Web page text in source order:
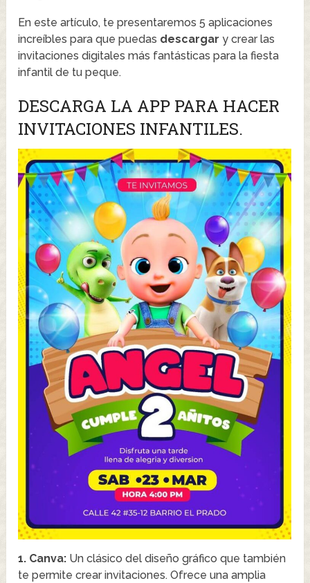
En este artículo, te presentaremos 5 aplicaciones
increíbles para que puedas descargar y crear las
invitaciones digitales más fantásticas para la fiesta
infantil de tu peque.
DESCARGA LA APP PARA HACER
INVITACIONES INFANTILES.
1. Canva: Un clásico del diseño gráfico que también
te permite crear invitaciones. Ofrece una amplia